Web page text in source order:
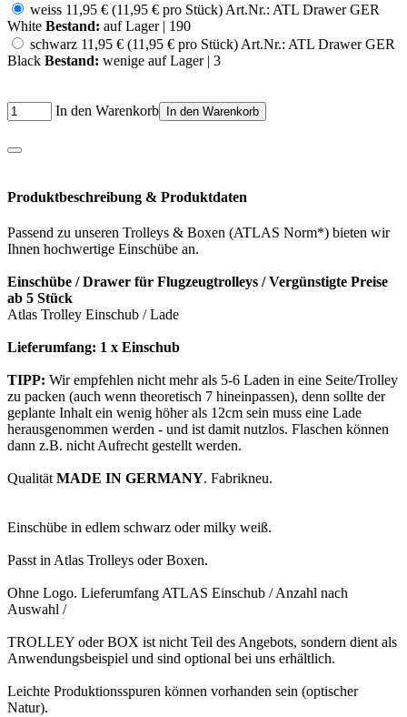
weiss 11,95 € (11,95 € pro Stück) Art.Nr.: ATL Drawer GER
White Bestand: auf Lager | 190
schwarz 11,95 € (11,95 € pro Stück) Art.Nr.: ATL Drawer GER
Black Bestand: wenige auf Lager | 3
In den Warenkorb In den Warenkorb
Produktbeschreibung & Produktdaten
Passend zu unseren Trolleys & Boxen (ATLAS Norm*) bieten wir
Ihnen hochwertige Einschübe an.
Einschübe / Drawer für Flugzeugtrolleys /Vergünstigte Preise
ab 5 Stück
Atlas Trolley Einschub / Lade
Lieferumfang: 1 x Einschub
TIPP: Wir empfehlen nicht mehr als 5-6 Laden in eine Seite/Trolley
zu packen (auch wenn theoretisch 7 hineinpassen), denn sollte der
geplante Inhalt ein wenig höher als 12cm sein muss eine Lade
herausgenommen werden - und ist damit nutzlos. Flaschen können
dann z.B. nicht Aufrecht gestellt werden.
QualitätMADE IN GERMANY. Fabrikneu.
Einschübe in edlem schwarz oder milky weiß.
Passt in Atlas Trolleys oder Boxen.
Ohne Logo. Lieferumfang ATLAS Einschub / Anzahl nach
Auswahl /
TROLLEY oder BOX ist nicht Teil des Angebots, sondern dient als
Anwendungsbeispiel und sind optional bei uns erhältlich.
Leichte Produktionsspuren können vorhanden sein (optischer
Natur).